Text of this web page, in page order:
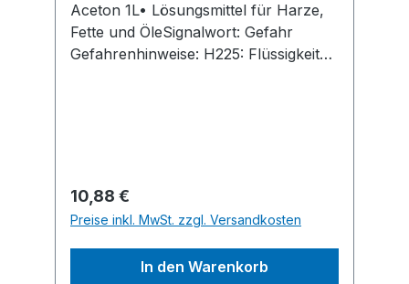
Aceton 1L• Lösungsmittel für Harze,
Fette und ÖleSignalwort: Gefahr
Gefahrenhinweise: H225: Flüssigkeit
Kontakt kann zu spröder oder rissiger
Haut führen.Hersteller: Wilckens
Farben GmbH, Schmiedestraße 10,
25348 Glückstadt, DE, +4941246060,
info@wilckens.com
Regulärer Preis:
10,88 €
Preise inkl. MwSt. zzgl. Versandkosten
In den Warenkorb